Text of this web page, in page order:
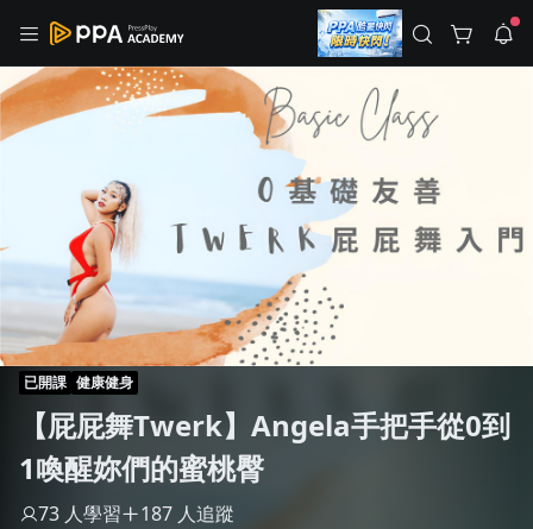
註冊領取 上千元優惠券！
登入/註冊
公告
🌞 PPA 避暑津貼．冷氣房升級｜期間快閃活動
🥵 酷暑限時快閃｜單筆滿 NT$2,500 現折 NT$300、再贈最高
2% 點數回饋！🚀 酷暑來襲．偷偷在冷氣房升級 📈⭐️ 【冷氣房
進修 限時開跑】◾單筆滿 NT$2,500 現折 NT$300◾活動期間：
即日起 - 8/13（只有一週）-📣 酷暑季好康 \ 再加碼 /→ 點數回饋
無上限🔥購買任一課程 or 訂閱✅ 消費即享回饋 1% 點數✅ 滿
$5,000 回饋 2% 點數🎁 此為 PPA 官方帳號 Line@ 專屬活動，加
入好友👉 享有「渠道專屬活動」及「個人化推播」！
4 天前
查看全部
已開課 健康健身
【屁屁舞Twerk】Angela手把手從0到
1喚醒妳們的蜜桃臀
73 人學習 187 人追蹤
沒有描述
--:--
播放速度
2.0x
1.75x
1.5x
1.25x
追蹤列表 播放清單
沒有播放清單
去逛逛
返回播放器
清除全部